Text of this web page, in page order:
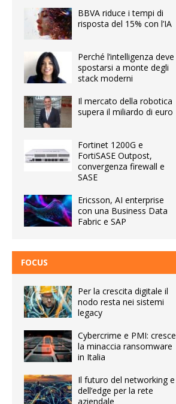
BBVA riduce i tempi di
risposta del 15% con l’IA
Perché l’intelligenza deve
spostarsi a monte degli
stack moderni
Il mercato della robotica
supera il miliardo di euro
Fortinet 1200G e
FortiSASE Outpost,
convergenza firewall e
SASE
Ericsson, AI enterprise
con una Business Data
Fabric e SAP
FOCUS
Per la crescita digitale il
nodo resta nei sistemi
legacy
Cybercrime e PMI: cresce
la minaccia ransomware
in Italia
Il futuro del networking e
dell’edge per la rete
aziendale